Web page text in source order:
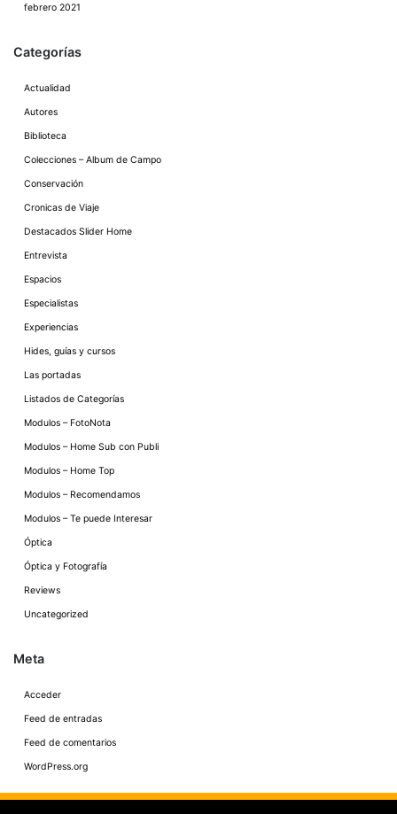
febrero 2021
Categorías
Actualidad
Autores
Biblioteca
Colecciones – Album de Campo
Conservación
Cronicas de Viaje
Destacados Slider Home
Entrevista
Espacios
Especialistas
Experiencias
Hides, guías y cursos
Las portadas
Listados de Categorías
Modulos – FotoNota
Modulos – Home Sub con Publi
Modulos – Home Top
Modulos – Recomendamos
Modulos – Te puede Interesar
Óptica
Óptica y Fotografía
Reviews
Uncategorized
Meta
Acceder
Feed de entradas
Feed de comentarios
WordPress.org